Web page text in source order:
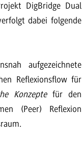
DigBridge Dual
dabei folgende
aufgezeichnete
Reflexionsflow für
Konzeptefür den
(Peer) Reflexion